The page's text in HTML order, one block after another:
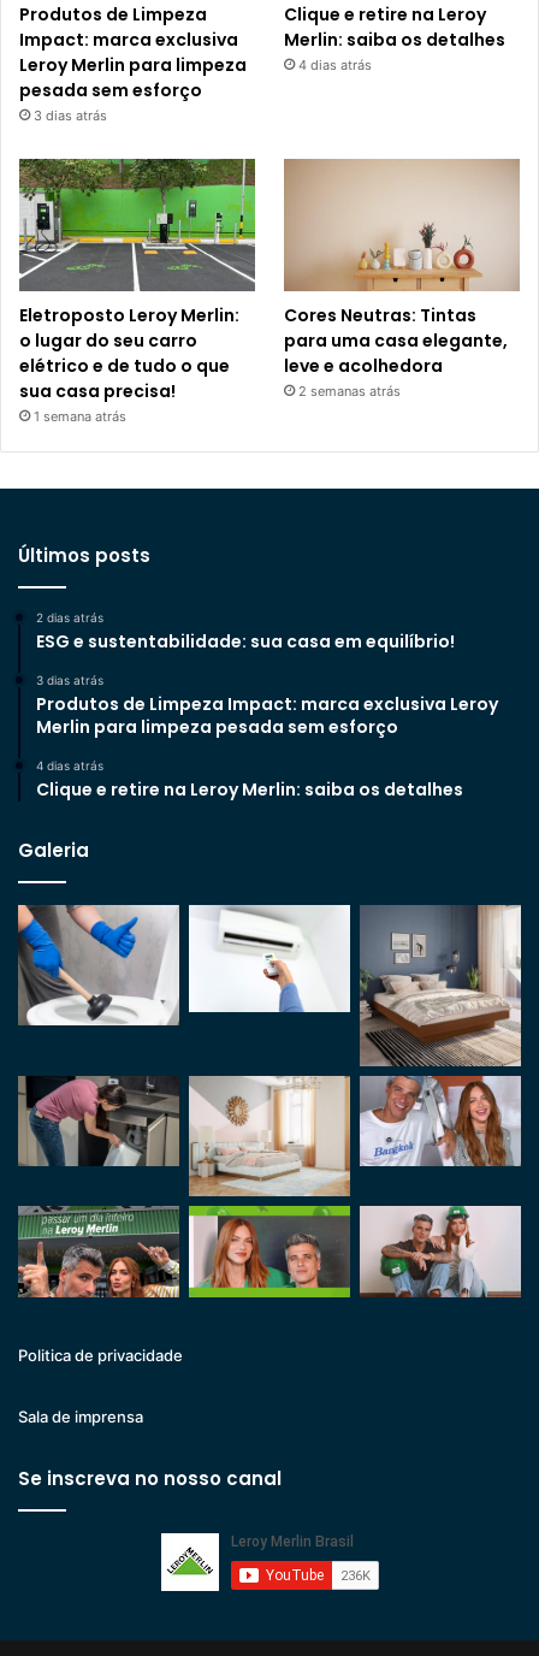
Produtos de Limpeza
Impact: marca exclusiva
Leroy Merlin para limpeza
pesada sem esforço
3 dias atrás
Clique e retire na Leroy
Merlin: saiba os detalhes
4 dias atrás
Eletroposto Leroy Merlin:
o lugar do seu carro
elétrico e de tudo o que
sua casa precisa!
1 semana atrás
Cores Neutras: Tintas
para uma casa elegante,
leve e acolhedora
2 semanas atrás
Últimos posts
2 dias atrás
ESG e sustentabilidade: sua casa em equilíbrio!
3 dias atrás
Produtos de Limpeza Impact: marca exclusiva Leroy
Merlin para limpeza pesada sem esforço
4 dias atrás
Clique e retire na Leroy Merlin: saiba os detalhes
Galeria
Politica de privacidade
Sala de imprensa
Se inscreva no nosso canal